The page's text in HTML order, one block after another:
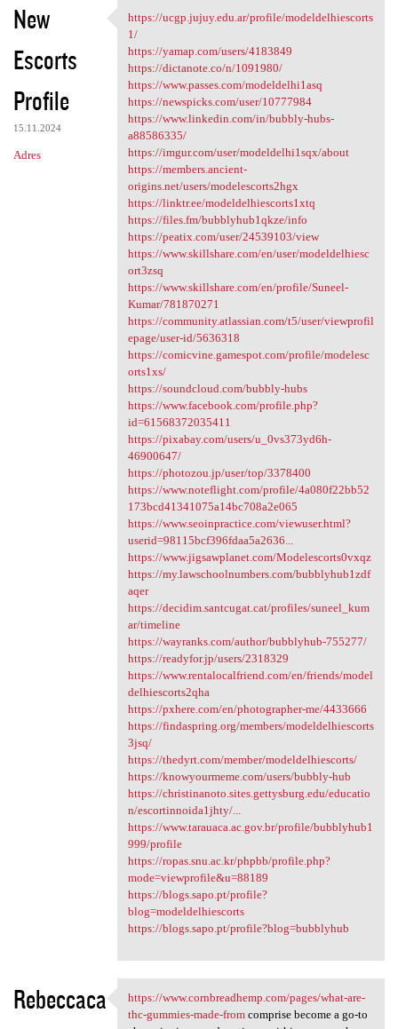
New
Escorts
Profile
15.11.2024
Adres
https://ucgp.jujuy.edu.ar
https://ucgp.jujuy.edu.ar/profile/modeldelhiescorts
1/
https://yamap.com/users/4183849
https://dictanote.co/n/1091980/
https://www.passes.com/modeldelhi1asq
https://newspicks.com/user/10777984
https://www.linkedin.com/in/bubbly-hubs-
a88586335/
https://imgur.com/user/modeldelhi1sqx/about
https://members.ancient-
origins.net/users/modelescorts2hgx
https://linktr.ee/modeldelhiescorts1xtq
https://files.fm/bubblyhub1qkze/info
https://peatix.com/user/24539103/view
https://www.skillshare.com/en/user/modeldelhiesc
ort3zsq
https://www.skillshare.com/en/profile/Suneel-
Kumar/781870271
https://community.atlassian.com/t5/user/viewprofil
epage/user-id/5636318
https://comicvine.gamespot.com/profile/modelesc
orts1xs/
https://soundcloud.com/bubbly-hubs
https://www.facebook.com/profile.php?
id=61568372035411
https://pixabay.com/users/u_0vs373yd6h-
46900647/
https://photozou.jp/user/top/3378400
https://www.noteflight.com/profile/4a080f22bb52
173bcd41341075a14bc708a2e065
https://www.seoinpractice.com/viewuser.html?
userid=98115bcf396fdaa5a2636...
https://www.jigsawplanet.com/Modelescorts0vxqz
https://my.lawschoolnumbers.com/bubblyhub1zdf
aqer
https://decidim.santcugat.cat/profiles/suneel_kum
ar/timeline
https://wayranks.com/author/bubblyhub-755277/
https://readyfor.jp/users/2318329
https://www.rentalocalfriend.com/en/friends/model
delhiescorts2qha
https://pxhere.com/en/photographer-me/4433666
https://findaspring.org/members/modeldelhiescorts
3jsq/
https://thedyrt.com/member/modeldelhiescorts/
https://knowyourmeme.com/users/bubbly-hub
https://christinanoto.sites.gettysburg.edu/educatio
n/escortinnoida1jhty/...
https://www.tarauaca.ac.gov.br/profile/bubblyhub1
999/profile
https://ropas.snu.ac.kr/phpbb/profile.php?
mode=viewprofile&u=88189
https://blogs.sapo.pt/profile?
blog=modeldelhiescorts
https://blogs.sapo.pt/profile?blog=bubblyhub
Rebeccaca https://www.cornbreadhemp.com
https://www.cornbreadhemp.com/pages/what-are-
thc-gummies-made-fromcomprise become a go-to